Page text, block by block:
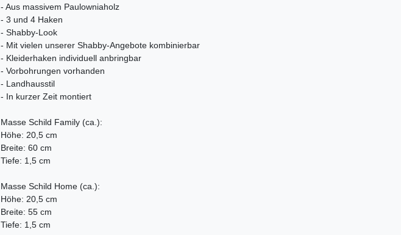
- Aus massivem Paulowniaholz
- 3 und 4 Haken
- Shabby-Look
- Mit vielen unserer Shabby-Angebote kombinierbar
- Kleiderhaken individuell anbringbar
- Vorbohrungen vorhanden
- Landhausstil
- In kurzer Zeit montiert
Masse Schild Family (ca.):
Höhe: 20,5 cm
Breite: 60 cm
Tiefe: 1,5 cm
Masse Schild Home (ca.):
Höhe: 20,5 cm
Breite: 55 cm
Tiefe: 1,5 cm